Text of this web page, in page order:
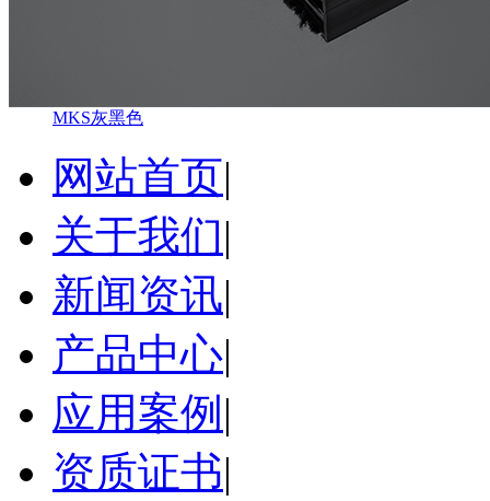
MKS灰黑色
网站首页|
关于我们|
新闻资讯|
产品中心|
应用案例 |
资质证书|